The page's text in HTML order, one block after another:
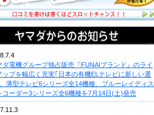
ダ電機グループ独占販売『FUNAIブランド』のライ
ップを幅広く充実｢日本の有機ELテレビに新しい選
薄型テレビ6シリーズ全14機種、ブルーレイディス
コーダー3シリーズ全6機種を7月14日(土)発売